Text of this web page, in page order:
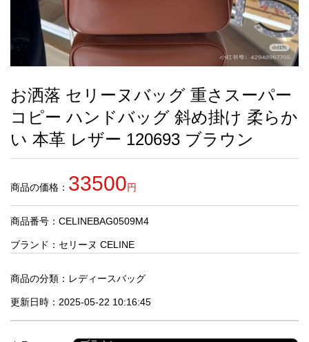
品
お
す
す
め
商
人
気
商
セ
お洒落 セリーヌバッグ 重さスーパー
コピー ハンドバッグ 斜め掛け 柔らか
い 本革 レザー 120693 ブラウン
商品の価格： 33500円
商品番号：CELINEBAG0509M4
ブランド： セリーヌ CELINE
商品の分類： レディースバッグ
更新日時：2025-05-22 10:16:45